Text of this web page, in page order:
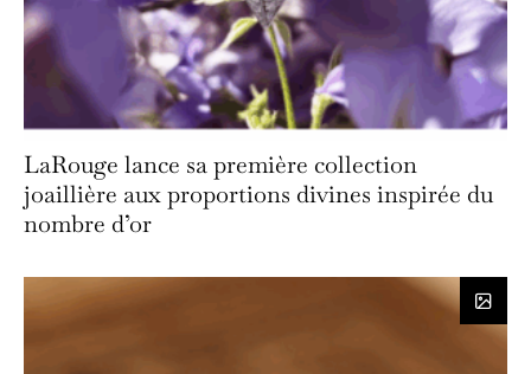
LaRouge lance sa première collection
joaillière aux proportions divines inspirée du
nombre d’or